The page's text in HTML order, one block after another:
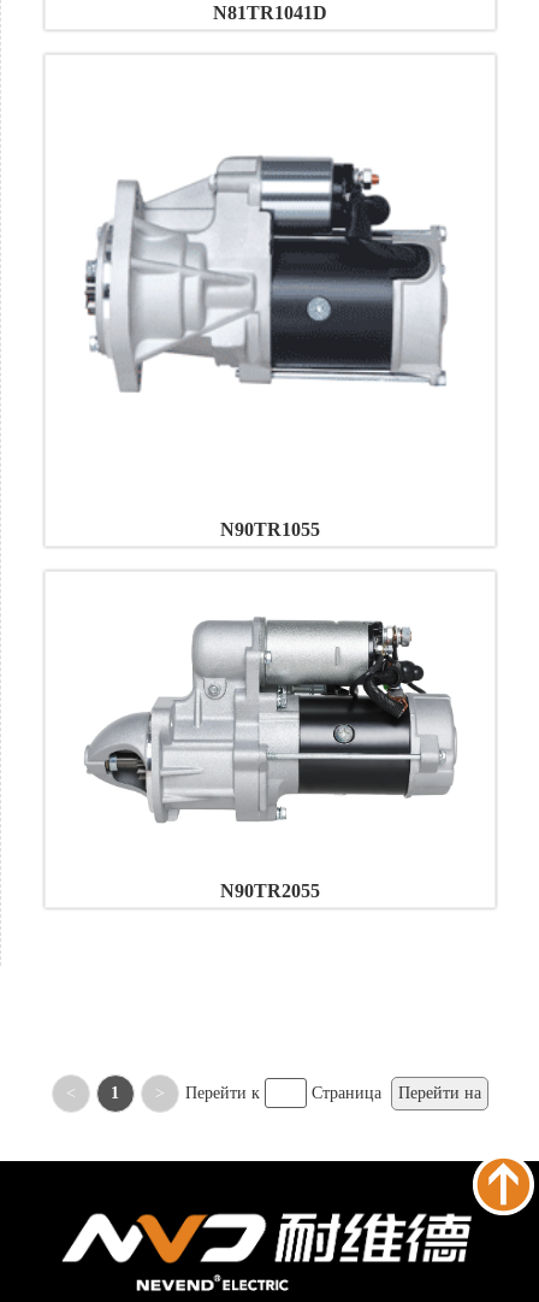
N81TR1041D
N90TR1055
N90TR2055
< 1 > Перейти к Страница Перейти на